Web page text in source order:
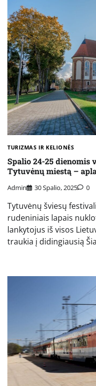
TURIZMAS IR KELIONĖS
Spalio 24-25 dienomis
Tytuvėnų miestą –
Admin 30 Spalio, 2025 0
Tytuvėnų šviesų
rudeniniais lapais
lankytojus iš visos
traukia į didingiausią